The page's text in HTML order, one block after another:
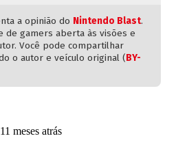
a opinião do Nintendo Blast.
de gamers aberta às visões e
Você pode compartilhar
o autor e veículo original (BY-